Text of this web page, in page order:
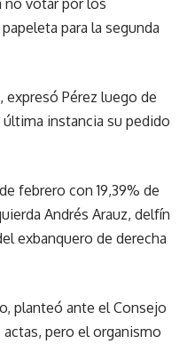
no votar por los
para la segunda
Pérez luego de
instancia su pedido
febrero con 19,39% de
Andrés Arauz, delfín
exbanquero de derecha
planteó ante el Consejo
pero el organismo